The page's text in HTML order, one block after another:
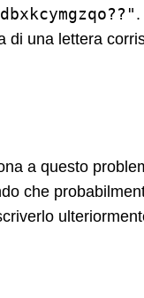
di una lettera
a questo
che